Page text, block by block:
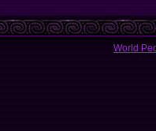
World